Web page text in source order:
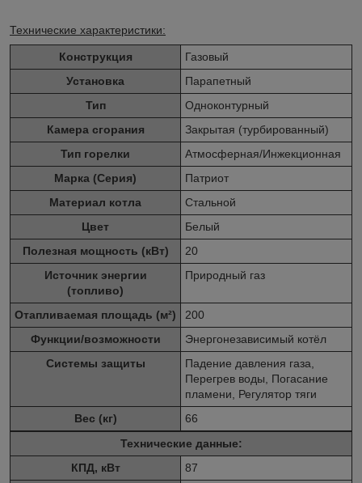
Технические характеристики:
Конструкция
Газовый
Установка
Парапетный
Тип
Одноконтурный
Камера сгорания
Закрытая (турбированный)
Тип горелки
Атмосферная/Инжекционная
Марка (Серия)
Патриот
Материал котла
Стальной
Цвет
Белый
Полезная мощность (кВт)
20
Источник энергии
(топливо)
Природный газ
Отапливаемая площадь (м²)
200
Функции/возможности
Энергонезависимый котёл
Системы защиты
Падение давления газа,
Перегрев воды, Погасание
пламени, Регулятор тяги
Вес (кг)
66
Технические данные:
КПД, кВт
87